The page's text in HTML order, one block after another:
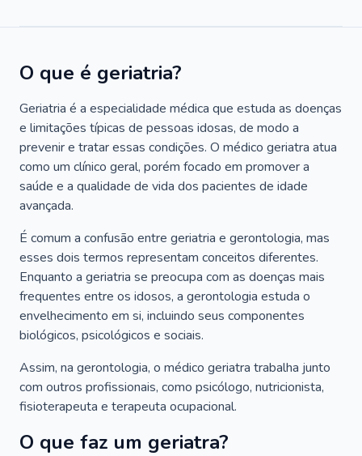
O que é geriatria?
Geriatria é a especialidade médica que estuda as doenças
e limitações típicas de pessoas idosas, de modo a
prevenir e tratar essas condições. O médico geriatra atua
como um clínico geral, porém focado em promover a
saúde e a qualidade de vida dos pacientes de idade
avançada.
É comum a confusão entre geriatria e gerontologia, mas
esses dois termos representam conceitos diferentes.
Enquanto a geriatria se preocupa com as doenças mais
frequentes entre os idosos, a gerontologia estuda o
envelhecimento em si, incluindo seus componentes
biológicos, psicológicos e sociais.
Assim, na gerontologia, o médico geriatra trabalha junto
com outros profissionais, como psicólogo, nutricionista,
fisioterapeuta e terapeuta ocupacional.
O que faz um geriatra?